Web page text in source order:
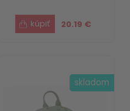
20.19 €
skladom